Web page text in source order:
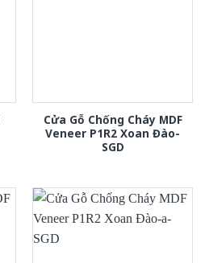
Cửa Gỗ Chống Cháy MDF
Veneer P1R2 Xoan Đào-
SGD